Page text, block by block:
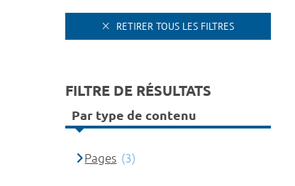
RETIRER TOUS LES FILTRES
FILTRE DE RÉSULTATS
Par type de contenu
Pages (3)